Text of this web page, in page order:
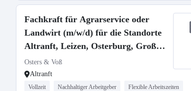
Fachkraft für Agrarservice oder
Landwirt (m/w/d) für die Standorte
Altranft, Leizen, Osterburg, Groß
Gottschow
Osters & Voß
Altranft
Vollzeit Nachhaltiger Arbeitgeber Flexible Arbeitszeiten